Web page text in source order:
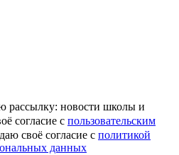
рассылку: новости школы и
согласие с пользовательским
своё согласие с политикой
данных